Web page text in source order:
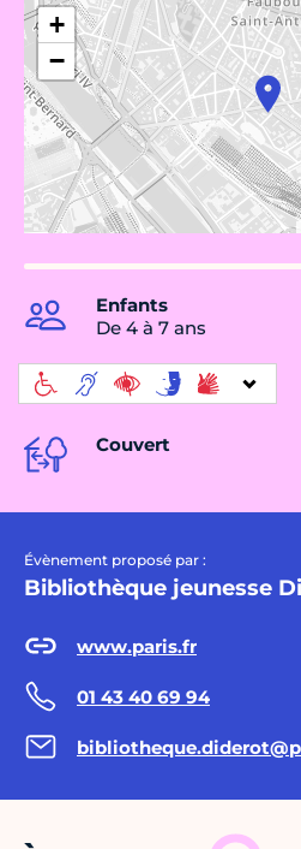
+
−
Enfants
De 4 à 7 ans
Couvert
Évènement proposé par :
Bibliothèque jeunesse
www.paris.fr
01 43 40 69 94